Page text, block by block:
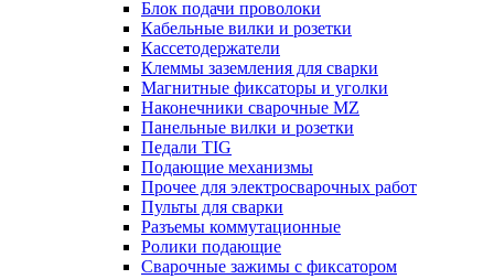
Блок подачи проволоки
Кабельные вилки и розетки
Кассетодержатели
Клеммы заземления для сварки
Магнитные фиксаторы и уголки
Наконечники сварочные MZ
Панельные вилки и розетки
Педали TIG
Подающие механизмы
Прочее для электросварочных работ
Пульты для сварки
Разъемы коммутационные
Ролики подающие
Сварочные зажимы с фиксатором